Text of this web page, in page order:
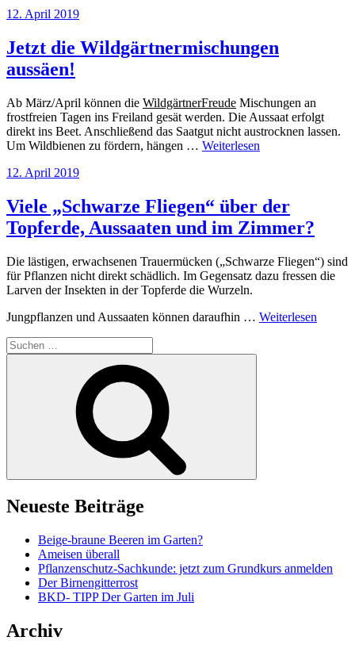
Veröffentlicht
12. April 2019
Jetzt die Wildgärtnermischungen
aussäen!
Ab März/April können die WildgärtnerFreude Mischungen an
frostfreien Tagen ins Freiland gesät werden. Die Aussaat erfolgt
direkt ins Beet. Anschließend das Saatgut nicht austrocknen lassen.
Um Wildbienen zu fördern, hängen … Weiterlesen
Veröffentlicht
12. April 2019
Viele „Schwarze Fliegen“ über der
Topferde, Aussaaten und im Zimmer?
Die lästigen, erwachsenen Trauermücken („Schwarze Fliegen“) sind
für Pflanzen nicht direkt schädlich. Im Gegensatz dazu fressen die
Larven der Insekten in der Topferde die Wurzeln.
Jungpflanzen und Aussaaten können daraufhin … Weiterlesen
Suchen
nach:
Neueste Beiträge
Beige-braune Beeren im Garten?
Ameisen überall
Pflanzenschutz-Sachkunde: jetzt zum Grundkurs anmelden
Der Birnengitterrost
BKD- TIPP Der Garten im Juli
Archiv